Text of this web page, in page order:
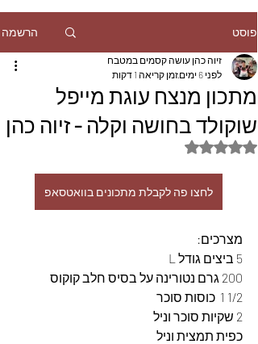
פוסט הרשמה
מתכון מנצח עוגת מייפל
שוקולד בחושה וקלה - זיוה כהן
זיוה כהן עושה קסמים במטבח
לפני 6 ימים
זמן קריאה 1 דקות
דירוג של NaN מתוך 5 כוכבים
לחצו פה לקבלת מתכונים בוואטסאפ
מצרכים:
5 ביצים גודל L
200 גרם נטורינה על בסיס חלב קוקוס
1/2 1  כוסות סוכר
2 שקיות סוכר וניל
כפית תמצית וניל